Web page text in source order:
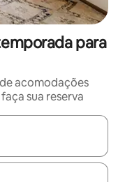
para
acomodações
sua reserva
explore-os